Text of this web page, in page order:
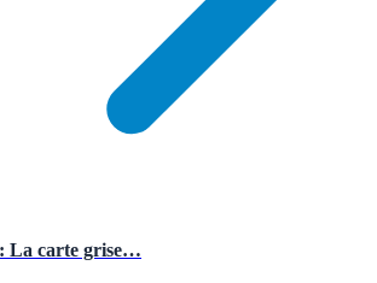
La carte grise…